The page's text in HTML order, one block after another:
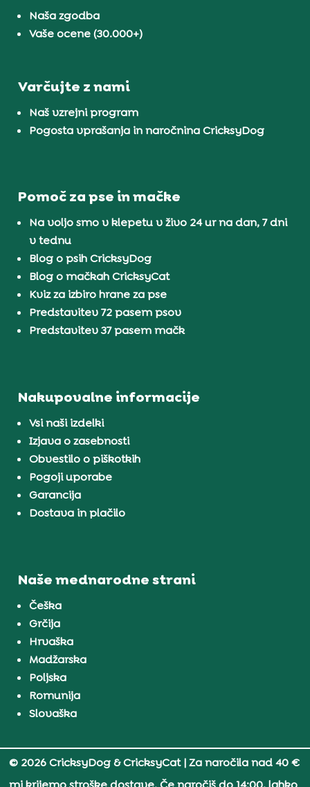
Naša zgodba
Vaše ocene (30.000+)
Varčujte z nami
Naš vzrejni program
Pogosta vprašanja in naročnina CricksyDog
Pomoč za pse in mačke
Na voljo smo v klepetu v živo 24 ur na dan, 7 dni
v tednu
Blog o psih CricksyDog
Blog o mačkah CricksyCat
Kviz za izbiro hrane za pse
Predstavitev 72 pasem psov
Predstavitev 37 pasem mačk
Nakupovalne informacije
Vsi naši izdelki
Izjava o zasebnosti
Obvestilo o piškotkih
Pogoji uporabe
Garancija
Dostava in plačilo
Naše mednarodne strani
Češka
Grčija
Hrvaška
Madžarska
Poljska
Romunija
Slovaška
© 2026 CricksyDog & CricksyCat| Za naročila nad 40 €